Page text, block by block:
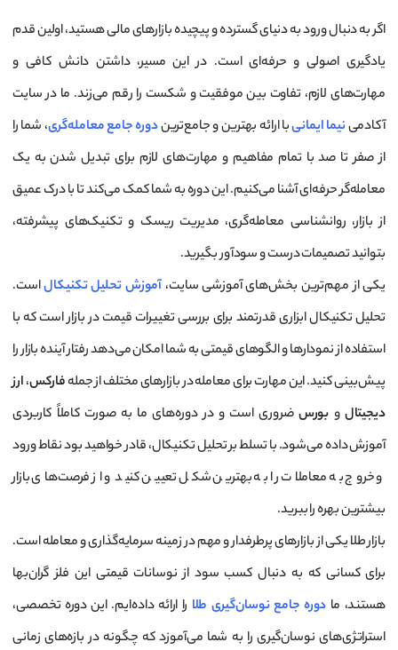
اگر به دنبال ورود به دنیای گسترده و پیچیده بازارهای مالی هستید، اولین قدم
یادگیری اصولی و حرفه‌ای است. در این مسیر، داشتن دانش کافی و
مهارت‌های لازم، تفاوت بین موفقیت و شکست را رقم می‌زند. ما در سایت
آکادمینیما ایمانیبا ارائه بهترین و جامع‌تریندوره جامع معامله‌گری، شما را
از صفر تا صد با تمام مفاهیم و مهارت‌های لازم برای تبدیل شدن به یک
معامله‌گر حرفه‌ای آشنا می‌کنیم. این دوره به شما کمک می‌کند تا با درک عمیق
از بازار، روانشناسی معامله‌گری، مدیریت ریسک و تکنیک‌های پیشرفته،
بتوانید تصمیمات درست و سودآور بگیرید.
یکی از مهم‌ترین بخش‌های آموزشی سایت، آموزش تحلیل تکنیکالاست.
تحلیل تکنیکال ابزاری قدرتمند برای بررسی تغییرات قیمت در بازار است که با
استفاده از نمودارها و الگوهای قیمتی به شما امکان می‌دهد رفتار آینده بازار را
پیش‌بینی کنید. این مهارت برای معامله در بازارهای مختلف از جملهفارکس،ارز
دیجیتال و بورس ضروری است و در دوره‌های ما به صورت کاملاً کاربردی
آموزش داده می‌شود. با تسلط بر تحلیل تکنیکال، قادر خواهید بود نقاط ورود
و خروج به معاملات را به بهترین شکل تعیین کنید و از فرصت‌های بازار
بیشترین بهره را ببرید.
بازار طلا یکی از بازارهای پرطرفدار و مهم در زمینه سرمایه‌گذاری و معامله است.
برای کسانی که به دنبال کسب سود از نوسانات قیمتی این فلز گران‌بها
هستند، ما دوره جامع نوسان‌گیری طلا را ارائه داده‌ایم. این دوره تخصصی،
استراتژی‌های نوسان‌گیری را به شما می‌آموزد که چگونه در بازه‌های زمانی